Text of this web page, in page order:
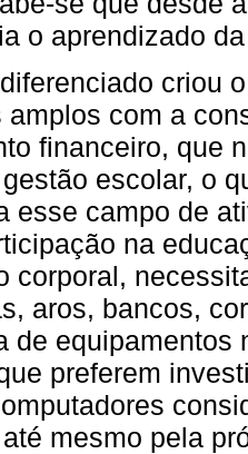
o aprendizado
criou
amplos com a
financeiro, que
escolar, o
esse campo de
na
corporal,
aros, bancos,
de
preferem
mesmo pela